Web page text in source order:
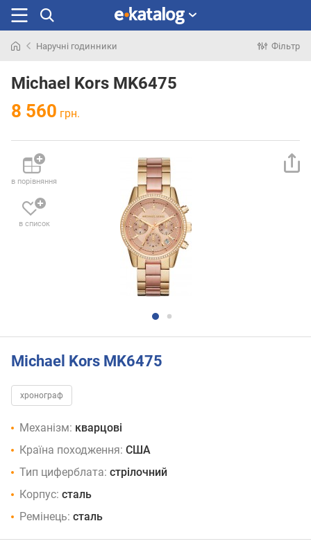
раніше
Наручні годинники Фільтр
Michael Kors MK6475
8 560 грн.
в порівняння
в список
Michael Kors MK6475
хронограф
Механізм: кварцові
Країна походження: США
Тип циферблата: стрілочний
Корпус: сталь
Ремінець: сталь